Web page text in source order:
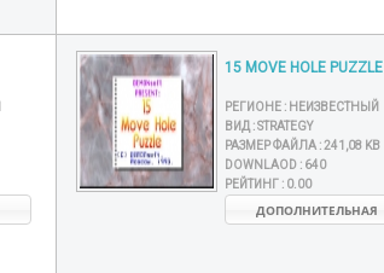
15 MOVE HOLE PUZZLE
РЕГИОНЕ : НЕИЗВЕСТНЫЙ
ВИД :STRATEGY
РАЗМЕР ФАЙЛА :241,08 KB
DOWNLAOD : 640
РЕЙТИНГ : 0.00
ДОПОЛНИТЕЛЬНАЯ